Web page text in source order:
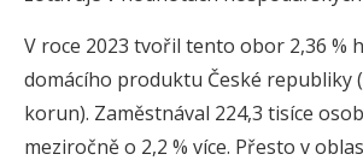
V roce 2023 tvořil tento obor 2,36 %
domácího produktu České republiky
korun). Zaměstnával 224,3 tisíce
meziročně o 2,2 % více. Přesto v